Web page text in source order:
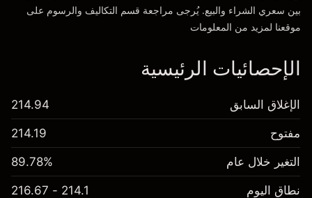
بين سعري الشراء والبيع. يُرجى مراجعة قسم التكاليف والرسوم على
موقعنا لمزيد من المعلومات
الإحصائيات الرئيسية
الإغلاق السابق 214.94
مفتوح 214.19
التغير خلال عام 89.78%
نطاق اليوم 214.1 - 216.67